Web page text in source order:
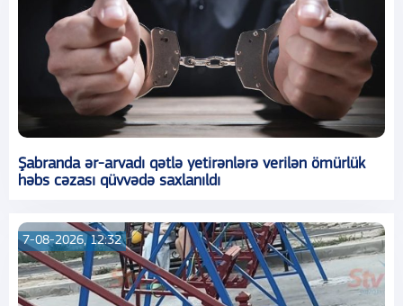
Şabranda ər-arvadı qətlə yetirənlərə verilən ömürlük
həbs cəzası qüvvədə saxlanıldı
7-08-2026, 12:32